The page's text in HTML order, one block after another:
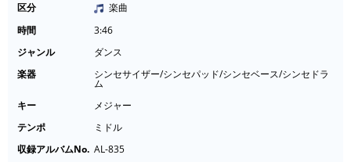
区分
楽曲
時間
3:46
ジャンル
ダンス
楽器
シンセサイザー/シンセパッド/シンセベース/シンセドラ
ム
キー
メジャー
テンポ
ミドル
収録アルバムNo. AL-835